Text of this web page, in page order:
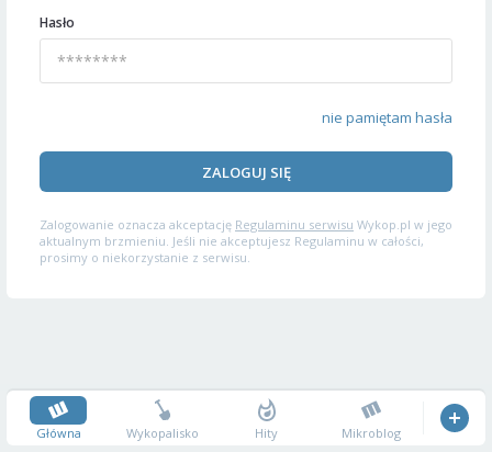
Hasło
nie pamiętam hasła
ZALOGUJ SIĘ
Zalogowanie oznacza akceptację Regulaminu serwisu Wykop.pl w jego
aktualnym brzmieniu. Jeśli nie akceptujesz Regulaminu w całości,
prosimy o niekorzystanie z serwisu.
Główna Wykopalisko Hity Mikroblog